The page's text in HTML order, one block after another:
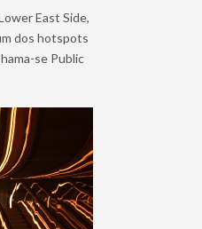
East Side,
dos hotspots
se Public